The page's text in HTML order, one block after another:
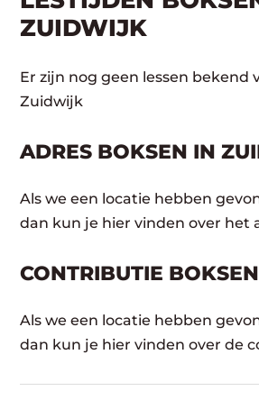
ZUIDWIJK
Er zijn nog geen lessen bekend
Zuidwijk
ADRES BOKSEN IN
Als we een locatie hebben
dan kun je hier vinden over het
CONTRIBUTIE
Als we een locatie hebben
dan kun je hier vinden over de